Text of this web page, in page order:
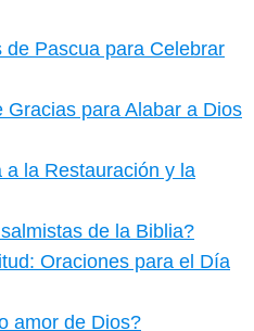
de Pascua para Celebrar
Gracias para Alabar a Dios
a la Restauración y la
de la Biblia?
Oraciones para el Día
amor de Dios?